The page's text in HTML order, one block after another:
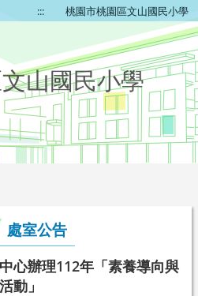
::: 桃園市桃園區文山國民小學
山國民小學
處室公告
心辦理112年「素養導向與
動」